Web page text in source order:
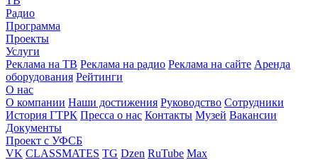
Радио
Программа
Проекты
Услуги
Реклама на ТВ Реклама на радио Реклама на сайте Аренда
оборудования Рейтинги
О нас
О компании Наши достижения Руководство Сотрудники
История ГТРК Пресса о нас Контакты Музей Вакансии
Документы
Проект с УФСБ
VK CLASSMATES TG Dzen RuTube Max